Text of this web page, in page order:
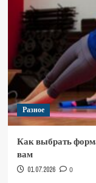
Разное
Как выбрать
вам
01.07.2026 0